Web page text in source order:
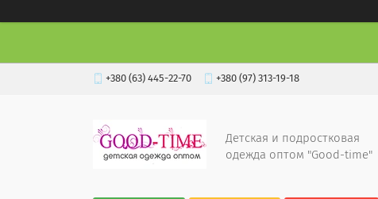
+380 (63) 445-22-70 +380 (97) 313-19-18
Детская и подростковая
одежда оптом "Good-time"